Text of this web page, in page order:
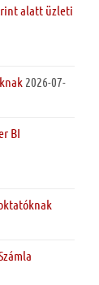
alatt üzleti
2026-07-
BI